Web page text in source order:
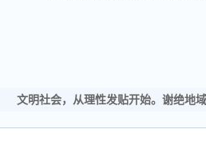
文明社会，从理性发贴开始。谢绝地